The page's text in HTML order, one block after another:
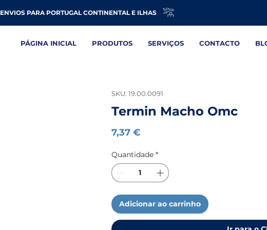
ENVIOS PARA PORTUGAL CONTINENTAL E ILHAS
PÁGINA INICIAL PRODUTOS SERVIÇOS CONTACTO
SKU: 19.00.0091
Termin Macho Omc
7,37 €
Quantidade *
Adicionar ao carrinho